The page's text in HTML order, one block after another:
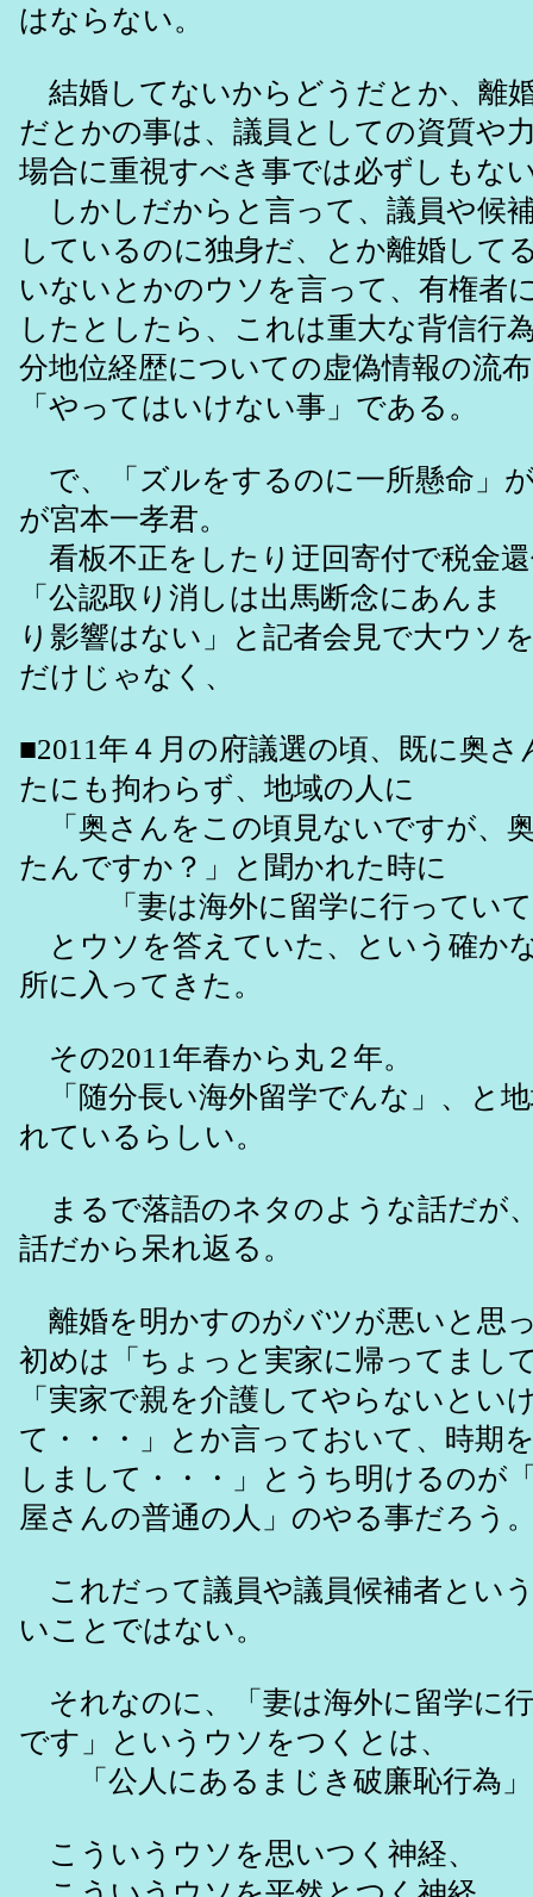
はならない。
結婚してないからどうだとか、離
だとかの事は、議員としての資質や
場合に重視すべき事では必ずしもな
しかしだからと言って、議員や候
しているのに独身だ、とか離婚して
いないとかのウソを言って、有権者
したとしたら、これは重大な背信行
分地位経歴についての虚偽情報の流
「やってはいけない事」である。
で、「ズルをするのに一所懸命」
が宮本一孝君。
看板不正をしたり迂回寄付で税金
「公認取り消しは出馬断念にあんま
り影響はない」と記者会見で大ウソ
だけじゃなく、
■2011年４月の府議選の頃、既に奥
たにも拘わらず、地域の人に
「奥さんをこの頃見ないですが、
たんですか？」と聞かれた時に
「妻は海外に留学に行っていて
とウソを答えていた、という確か
所に入ってきた。
その2011年春から丸２年。
「随分長い海外留学でんな」、と
れているらしい。
まるで落語のネタのような話だが
話だから呆れ返る。
離婚を明かすのがバツが悪いと思
初めは「ちょっと実家に帰ってまし
「実家で親を介護してやらないとい
て・・・」とか言っておいて、時期
しまして・・・」とうち明けるのが
屋さんの普通の人」のやる事だろう
これだって議員や議員候補者とい
いことではない。
それなのに、「妻は海外に留学に
です」というウソをつくとは、
「公人にあるまじき破廉恥行為」
こういうウソを思いつく神経、